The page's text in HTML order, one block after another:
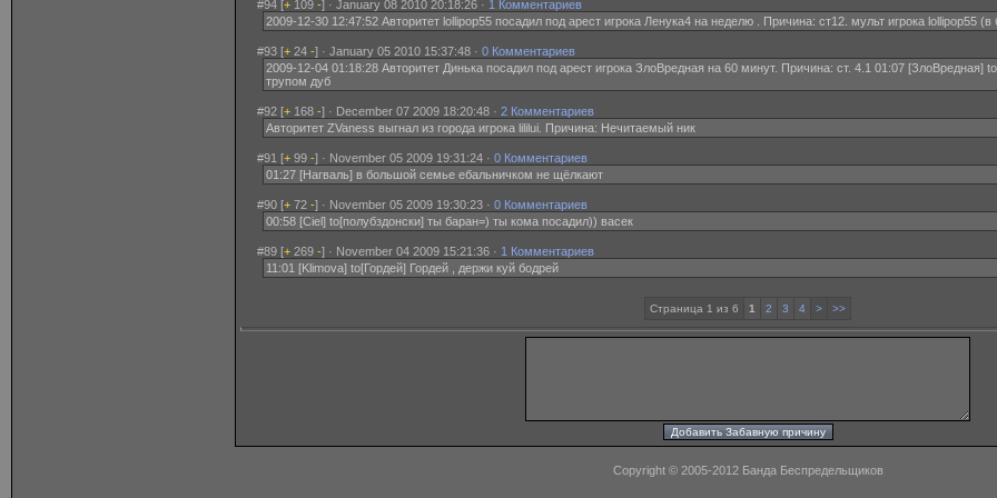
#94 [+ 109 -] · January 08 2010 20:18:26 · 1 Комментариев
2009-12-30 12:47:52 Авторитет lollipop55 посадил под арест игрока Ленука4 на неделю . Причина: ст12. мульт игрока lollipop55 (в
#93 [+ 24 -] · January 05 2010 15:37:48 · 0 Комментариев
2009-12-04 01:18:28 Авторитет Динька посадил под арест игрока ЗлоВредная на 60 минут. Причина: ст. 4.1 01:07 [ЗлоВредная]
трупом дуб
#92 [+ 168 -] · December 07 2009 18:20:48 · 2 Комментариев
Авторитет ZVaness выгнал из города игрока lililui. Причина: Нечитаемый ник
#91 [+ 99 -] · November 05 2009 19:31:24 · 0 Комментариев
01:27 [Нагваль] в большой семье ебальничком не щёлкают
#90 [+ 72 -] · November 05 2009 19:30:23 · 0 Комментариев
00:58 [Ciel] to[полубздонски] ты баран=) ты кома посадил)) васек
#89 [+ 269 -] · November 04 2009 15:21:36 · 1 Комментариев
11:01 [Klimova] to[Гордей] Гордей , держи куй бодрей
Страница 1 из 6 1 2 3 4 > >>
Copyright © 2005-2012 Банда Беспредельщиков